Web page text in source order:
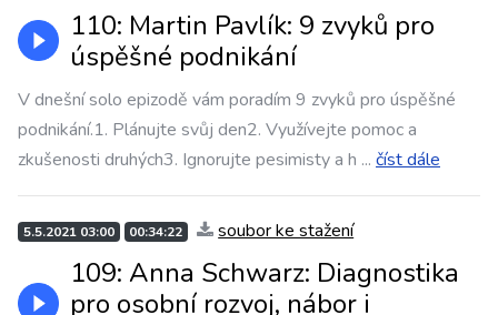
110: Martin Pavlík: 9 zvyků pro
úspěšné podnikání
V dnešní solo epizodě vám poradím 9 zvyků pro úspěšné
podnikání.1. Plánujte svůj den2. Využívejte pomoc a
zkušenosti druhých3. Ignorujte pesimisty a h ... číst dále
5.5.2021 03:00 00:34:22 soubor ke stažení
109: Anna Schwarz: Diagnostika
pro osobní rozvoj, nábor i